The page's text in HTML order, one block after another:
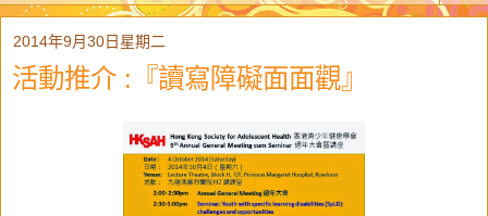
2014年9月30日星期二
活動推介 :『讀寫障礙面面觀』